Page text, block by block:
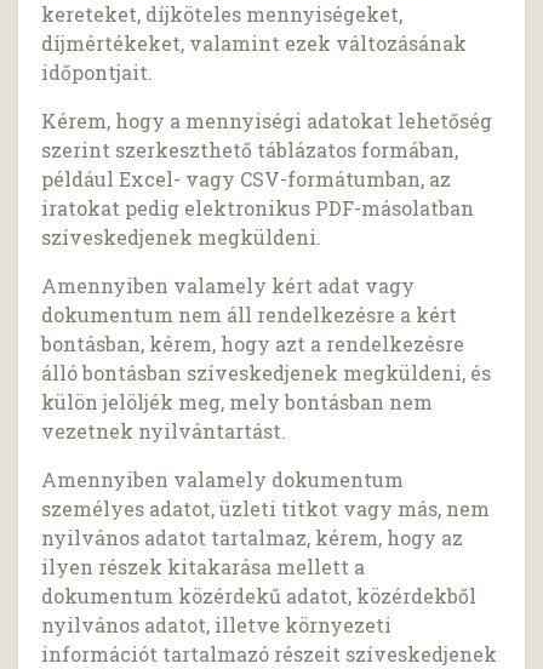
kereteket, díjköteles mennyiségeket,
díjmértékeket, valamint ezek változásának
időpontjait.
Kérem, hogy a mennyiségi adatokat lehetőség
szerint szerkeszthető táblázatos formában,
például Excel- vagy CSV-formátumban, az
iratokat pedig elektronikus PDF-másolatban
szíveskedjenek megküldeni.
Amennyiben valamely kért adat vagy
dokumentum nem áll rendelkezésre a kért
bontásban, kérem, hogy azt a rendelkezésre
álló bontásban szíveskedjenek megküldeni, és
külön jelöljék meg, mely bontásban nem
vezetnek nyilvántartást.
Amennyiben valamely dokumentum
személyes adatot, üzleti titkot vagy más, nem
nyilvános adatot tartalmaz, kérem, hogy az
ilyen részek kitakarása mellett a
dokumentum közérdekű adatot, közérdekből
nyilvános adatot, illetve környezeti
információt tartalmazó részeit szíveskedjenek